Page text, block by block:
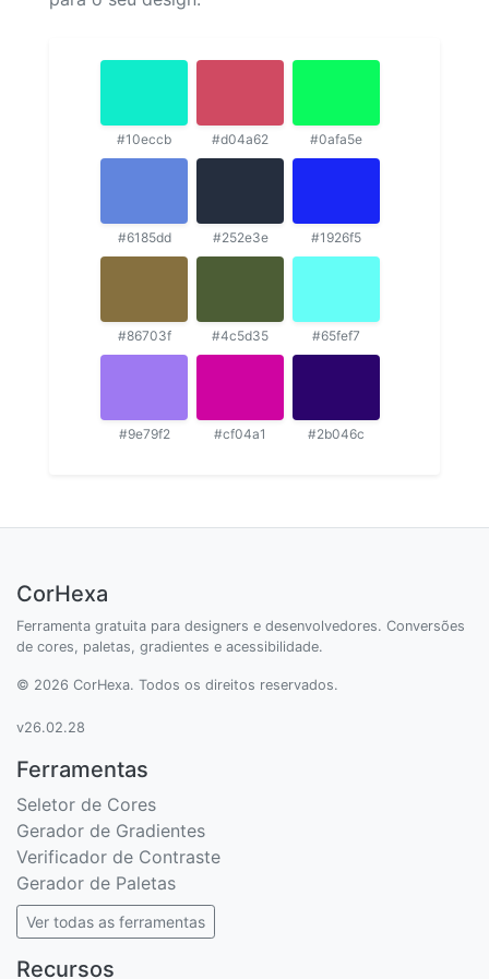
#10eccb #d04a62 #0afa5e
#6185dd #252e3e #1926f5
#86703f #4c5d35 #65fef7
#9e79f2 #cf04a1 #2b046c
CorHexa
Ferramenta gratuita para designers e desenvolvedores. Conversões
de cores, paletas, gradientes e acessibilidade.
© 2026 CorHexa. Todos os direitos reservados.
v26.02.28
Ferramentas
Seletor de Cores
Gerador de Gradientes
Verificador de Contraste
Gerador de Paletas
Ver todas as ferramentas
Recursos